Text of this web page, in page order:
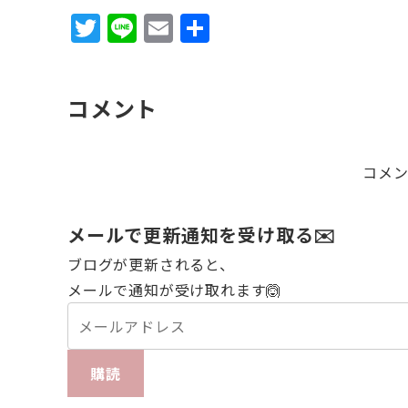
T
w
te
Li
n
E
m
コメント
コメ
メールで更新通知を受け取る✉️
ブログが更新されると、
メールで通知が受け取れます🙆
購読